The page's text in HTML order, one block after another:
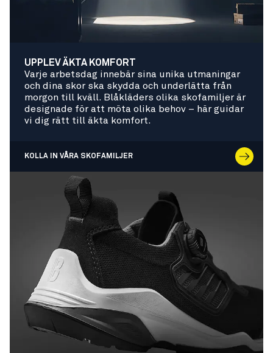
UPPLEV ÄKTA KOMFORT
Varje arbetsdag innebär sina unika utmaningar
och dina skor ska skydda och underlätta från
morgon till kväll. Blåkläders olika skofamiljer är
designade för att möta olika behov – här guidar
vi dig rätt till äkta komfort.
KOLLA IN VÅRA SKOFAMILJER